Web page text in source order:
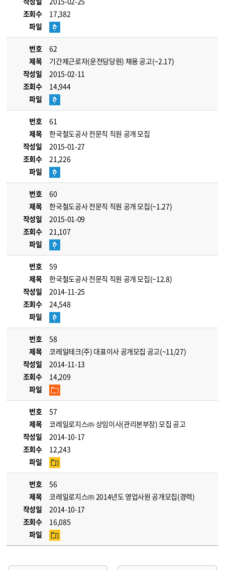
조회수
17,382
파일
번호
62
제목
기간제근로자(운전담당원) 채용 공고(~2.17)
작성일
2015-02-11
조회수
14,944
파일
번호
61
제목
한국철도공사 전문직 직원 공개 모집
작성일
2015-01-27
조회수
21,226
파일
번호
60
제목
한국철도공사 전문직 직원 공개 모집(~1.27)
작성일
2015-01-09
조회수
21,107
파일
번호
59
제목
한국철도공사 전문직 직원 공개 모집(~12.8)
작성일
2014-11-25
조회수
24,548
파일
번호
58
제목
코레일테크(주) 대표이사 공개모집 공고(~11/27)
작성일
2014-11-13
조회수
14,209
파일
번호
57
제목
코레일로지스㈜ 상임이사(관리본부장) 모집 공고
작성일
2014-10-17
조회수
12,243
파일
번호
56
제목
코레일로지스㈜ 2014년도 영업사원 공개모집(경력)
작성일
2014-10-17
조회수
16,085
파일